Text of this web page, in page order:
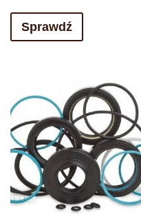
Sprawdź